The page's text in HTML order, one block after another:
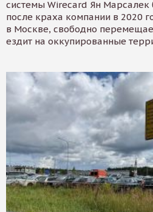
системы Wirecard Ян Марсалек
после краха компании в 2020
в Москве, свободно
ездит на оккупированные